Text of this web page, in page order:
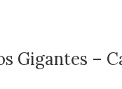
Gigantes –